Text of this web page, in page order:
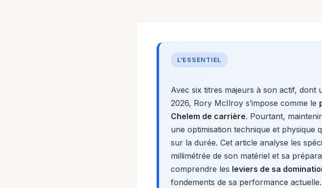
L’ESSENTIEL
Avec six titres majeurs à son actif, dont
2026, Rory McIlroy s’impose comme le
Chelem de carrière. Pourtant,
une optimisation technique et physique
sur la durée. Cet article analyse les
millimétrée de son matériel et sa
comprendre les leviers de sa
fondements de sa performance actuelle.